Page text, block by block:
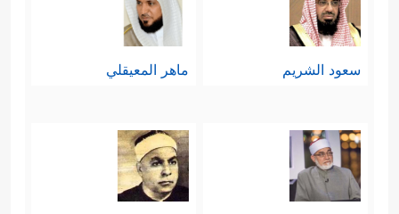
سعود الشريم ماهر المعيقلي